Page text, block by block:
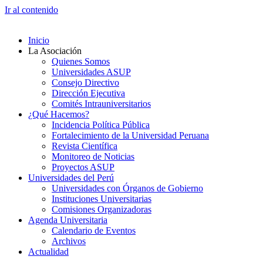
Ir al contenido
Inicio
La Asociación
Quienes Somos
Universidades ASUP
Consejo Directivo
Dirección Ejecutiva
Comités Intrauniversitarios
¿Qué Hacemos?
Incidencia Política Pública
Fortalecimiento de la Universidad Peruana
Revista Científica
Monitoreo de Noticias
Proyectos ASUP
Universidades del Perú
Universidades con Órganos de Gobierno
Instituciones Universitarias
Comisiones Organizadoras
Agenda Universitaria
Calendario de Eventos
Archivos
Actualidad